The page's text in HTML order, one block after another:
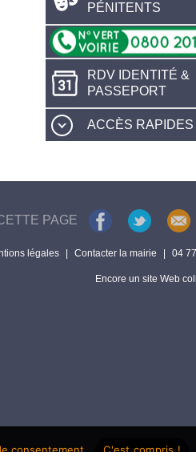
PÉNITENTS
RDV IDENTITÉ &
PASSEPORT
ACCÈS RAPIDES
PAGE
légales Contacter la mairie 04
Encore un site Web